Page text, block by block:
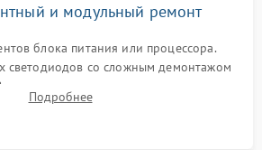
и модульный ремонт
блока питания или процессора.
светодиодов со сложным демонтажом
поврежденных дорожек,
микросхем памяти EEPROM
Подробнее